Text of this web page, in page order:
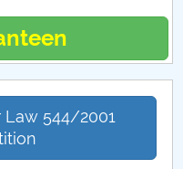
Law 544/2001